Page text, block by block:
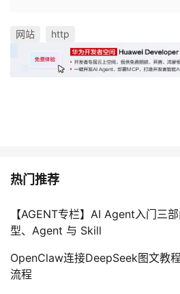
网站 http
热门推荐
【AGENT专栏】AI Agent入门三
型、Agent 与 Skill
OpenClaw连接DeepSeek图文教
流程